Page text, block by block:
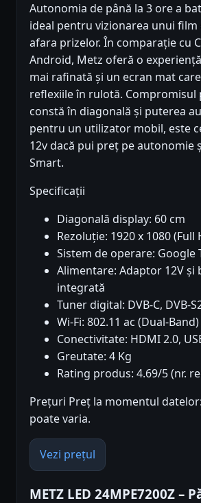
Autonomia de până la 3 ore a
ideal pentru vizionarea unui film
afara prizelor. În comparație cu
Android, Metz oferă o
mai rafinată și un ecran mat
reflexiile în rulotă. Compromisul
constă în diagonală și puterea
pentru un utilizator mobil, este
12v dacă pui preț pe autonomie
Smart.
Specificații
Diagonală display: 60 cm
Rezoluție: 1920 x 1080 (Full
Sistem de operare: Google
Alimentare: Adaptor 12V și
integrată
Tuner digital: DVB-C, DVB-
Wi-Fi: 802.11 ac (Dual-Band)
Conectivitate: HDMI 2.0,
Greutate: 4 Kg
Rating produs: 4.69/5 (nr.
Prețuri Preț la momentul datelor:
poate varia.
Vezi prețul
METZ LED 24MPE7200Z –